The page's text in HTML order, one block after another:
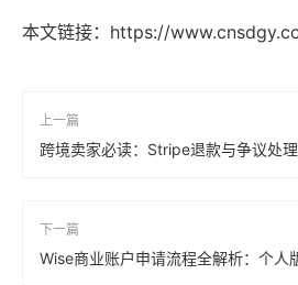
本文链接： https://
上一篇
跨境卖家必读：Stripe退款与争议处
下一篇
Wise商业账户申请流程全解析：个人